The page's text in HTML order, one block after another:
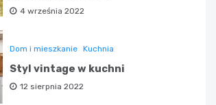
4 września 2022
Dom i mieszkanie Kuchnia
Styl vintage w kuchni
12 sierpnia 2022